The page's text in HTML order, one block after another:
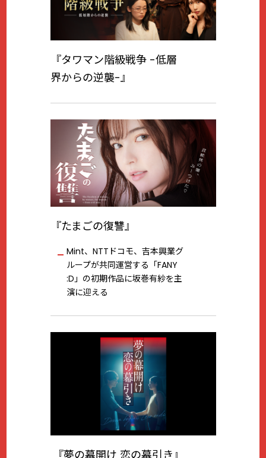
『タワマン階級戦争 -低層
界からの逆襲-』
『たまごの復讐』
Mint、NTTドコモ、吉本興業グ
ループが共同運営する「FANY
:D」の初期作品に坂巻有紗を主
演に迎える
『夢の幕開け 恋の幕引き』